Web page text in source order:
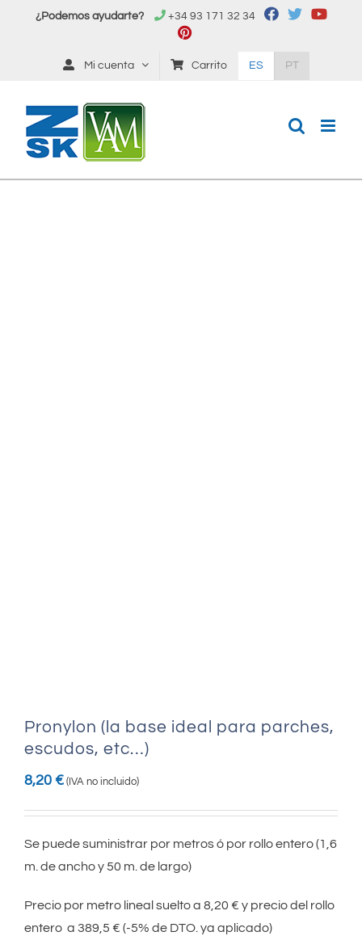
¿Podemos ayudarte? +34 93 171 32 34
Mi cuenta Carrito ES PT
Pronylon (la base ideal para parches,
escudos, etc…)
8,20 € (IVA no incluido)
Se puede suministrar por metros ó por rollo entero (1,6
m. de ancho y 50 m. de largo)
Precio por metro lineal suelto a 8,20 € y precio del rollo
entero a 389,5 € (-5% de DTO. ya aplicado)